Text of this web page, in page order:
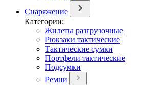
Снаряжение
Категории:
Жилеты разгрузочные
Рюкзаки тактические
Тактические сумки
Портфели тактические
Подсумки
Ремни